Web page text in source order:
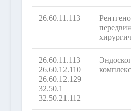
26.60.11.113
26.60.11.113
26.60.12.110
26.60.12.129
32.50.1
32.50.21.112